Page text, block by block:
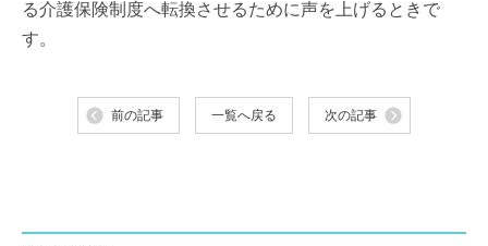
る介護保険制度へ転換させるために声を上げるときで
す。
前の記事 一覧へ戻る 次の記事